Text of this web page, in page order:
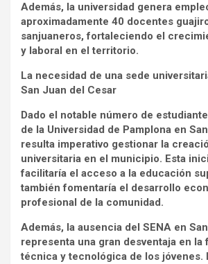
Además, la universidad genera
aproximadamente 40 docentes
sanjuaneros, fortaleciendo el
y laboral en el territorio.
La necesidad de una sede
San Juan del Cesar
Dado el notable número de
de la Universidad de Pamplona en
resulta imperativo gestionar la
universitaria en el municipio. Esta
facilitaría el acceso a la educación
también fomentaría el desarrollo
profesional de la comunidad.
Además, la ausencia del SENA en
representa una gran desventaja en la
técnica y tecnológica de los jóvenes.